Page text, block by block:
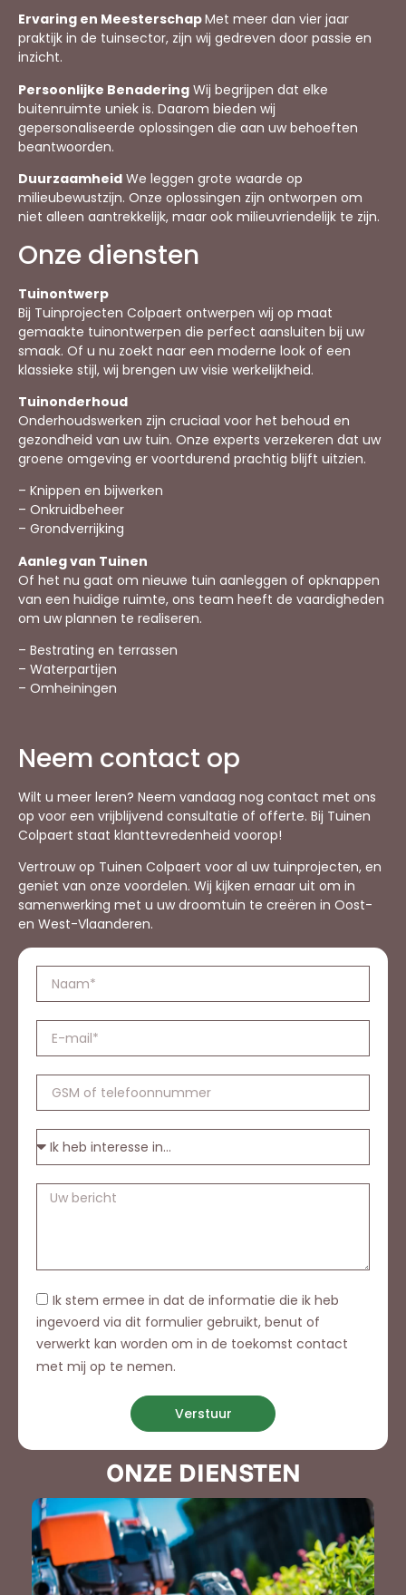
Ervaring en MeesterschapMet meer dan vier jaar
praktijk in de tuinsector, zijn wij gedreven door passie en
inzicht.
Persoonlijke Benadering Wij begrijpen dat elke
buitenruimte uniek is. Daarom bieden wij
gepersonaliseerde oplossingen die aan uw behoeften
beantwoorden.
Duurzaamheid We leggen grote waarde op
milieubewustzijn. Onze oplossingen zijn ontworpen om
niet alleen aantrekkelijk, maar ook milieuvriendelijk te zijn.
Onze diensten
Tuinontwerp
Bij Tuinprojecten Colpaert ontwerpen wij op maat
gemaakte tuinontwerpen die perfect aansluiten bij uw
smaak. Of u nu zoekt naar een moderne look of een
klassieke stijl, wij brengen uw visie werkelijkheid.
Tuinonderhoud
Onderhoudswerken zijn cruciaal voor het behoud en
gezondheid van uw tuin. Onze experts verzekeren dat uw
groene omgeving er voortdurend prachtig blijft uitzien.
– Knippen en bijwerken
– Onkruidbeheer
– Grondverrijking
Aanleg van Tuinen
Of het nu gaat om nieuwe tuin aanleggen of opknappen
van een huidige ruimte, ons team heeft de vaardigheden
om uw plannen te realiseren.
– Bestrating en terrassen
– Waterpartijen
– Omheiningen
Neem contact op
Wilt u meer leren? Neem vandaag nog contact met ons
op voor een vrijblijvend consultatie of offerte. Bij Tuinen
Colpaert staat klanttevredenheid voorop!
Vertrouw op Tuinen Colpaert voor al uw tuinprojecten, en
geniet van onze voordelen. Wij kijken ernaar uit om in
samenwerking met u uw droomtuin te creëren in Oost-
en West-Vlaanderen.
Ik stem ermee in dat de informatie die ik heb
ingevoerd via dit formulier gebruikt, benut of
verwerkt kan worden om in de toekomst contact
met mij op te nemen.
Verstuur
ONZE DIENSTEN